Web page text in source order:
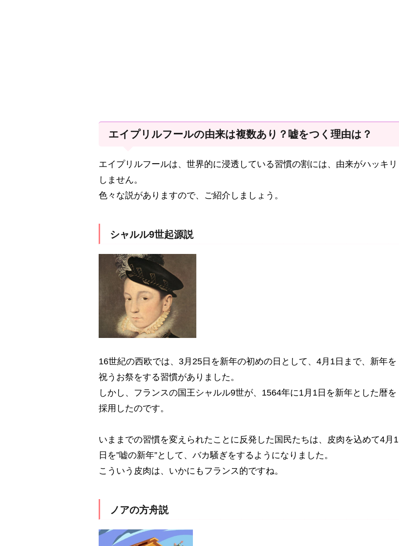
エイプリルフールの由来は複数あり？嘘をつく理由は？
エイプリルフールは、世界的に浸透している習慣の割には、由来がハッキリ
しません。
色々な説がありますので、ご紹介しましょう。
シャルル9世起源説
16世紀の西欧では、3月25日を新年の初めの日として、4月1日まで、新年を
祝うお祭をする習慣がありました。
しかし、フランスの国王シャルル9世が、1564年に1月1日を新年とした暦を
採用したのです。
いままでの習慣を変えられたことに反発した国民たちは、皮肉を込めて4月1
日を”嘘の新年”として、バカ騒ぎをするようになりました。
こういう皮肉は、いかにもフランス的ですね。
ノアの方舟説